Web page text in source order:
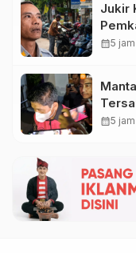
Jukir
calendar_month5
dan
calendar_month5